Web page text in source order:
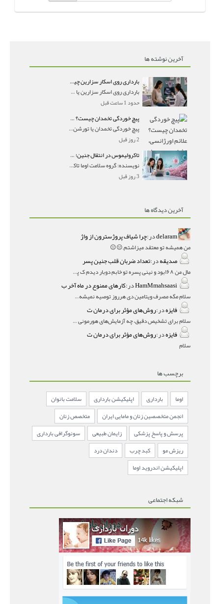
آخرین نوشته ها
بارداری روی اسکار سزارین چیست؟ علائم، تشخیص سونوگرافی و خطرات آن
بارداری روی اسکار سزارین یا حاملگی اسکار سزارین یکی ا
حدود 1 ساعت قبل
پیچ خوردگی تخمدان چیست؟ علائم اورژانسی، تشخیص و درمان تورشن تخمدان
پیچ خوردگی تخمدان یا تورشن تخمدان زمانی رخ می‌ده
2 روز قبل
تاکرولیموس در انتقال جنین؛ آیا شانس لانه‌گزینی را افزایش می‌دهد؟
نویسنده: گروه سلامت اوما تاکرولیموس در انتقال جنین
3 روز قبل
آخرین دیدگاه ها
delaramدر:چرا شیاف پروژسترون از واژ
من همیشه تو معتقد میزاشتم,,😑😐
صدیقهدر:تعداد ضربان قلب جنین پسر
مال من ۱۶۸بود و نینی پسره تو خابم دوبار دیدم ک پسره
HamMmahsaasiدر:کارهای ممنوع در ماه آخر ب
سلام مگه مصرف ویتامین دی هرروز توصیه نمیشه؟درمقاله میگه
فایزهدر:روش‌های مؤثر برای درمان ت
سلام برای تشخیص دقیق، چه آزمایش‌های هورمونی و چه سونوگر
فایزهدر:روش‌های مؤثر برای درمان ت
سلام
برچسب ها
اوما بارداری اپلیکیشن بارداری
سلامت بانوان
انجمن متخصصین زنان و مامایی ایران
متخصص زنان
پرسش و پاسخ پزشکی
زایمان طبیعی
سونوگرافی بارداری
ریزش مو
کبد چرب
دندان درد
اپلیکیشن اندروید اوما
شبکه اجتماعی